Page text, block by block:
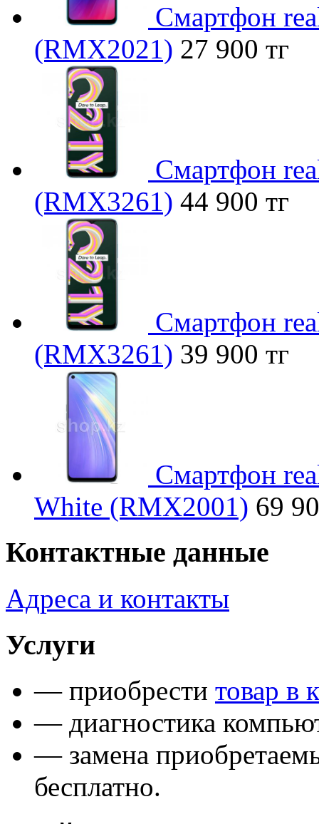
Смартфон
(RMX2021) 27 900 тг
Смартфон
(RMX3261) 44 900 тг
Смартфон
(RMX3261) 39 900 тг
Смартфон
White (RMX2001) 69
Контактные данные
Адреса и контакты
Услуги
— приобрести товар в
— диагностика
— замена
бесплатно.